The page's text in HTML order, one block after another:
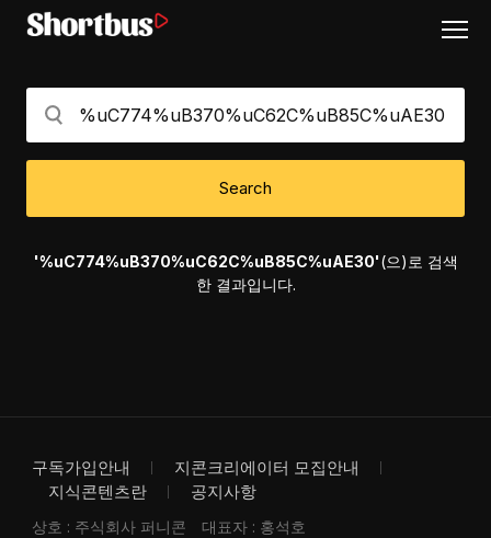
Search
'%uC774%uB370%uC62C%uB85C%uAE30'(으)로 검색
한 결과입니다.
구독가입안내
지콘크리에이터 모집안내
지식콘텐츠란
공지사항
상호 : 주식회사 퍼니콘
대표자 : 홍석호